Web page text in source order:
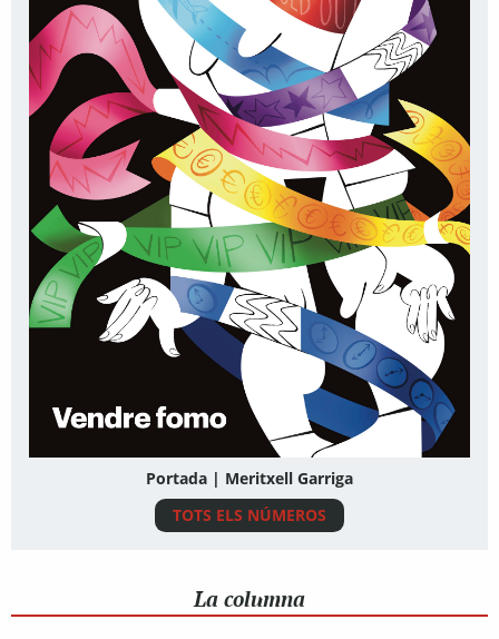
Portada | Meritxell Garriga
TOTS ELS NÚMEROS
La columna